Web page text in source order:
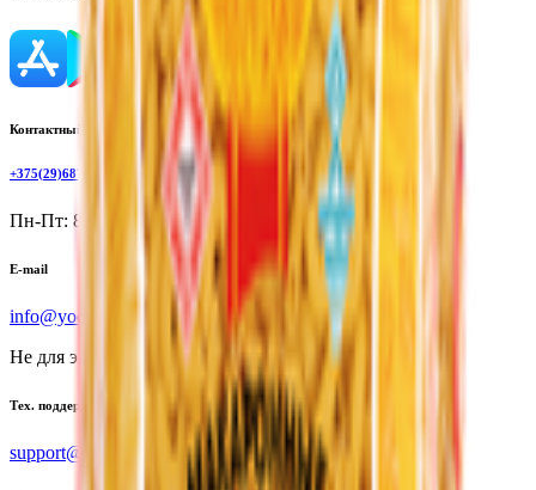
Контактный телефон
+375(29)6875999
Пн-Пт: 8:00 - 17:00
E-mail
info@yoda.by
Не для электронных обращений
Тех. поддержка
support@yoda.by